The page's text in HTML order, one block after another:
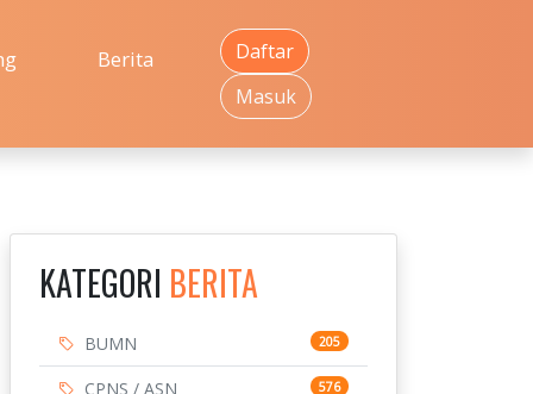
Berita
Daftar
Masuk
KATEGORI BERITA
BUMN 205
CPNS / ASN 576